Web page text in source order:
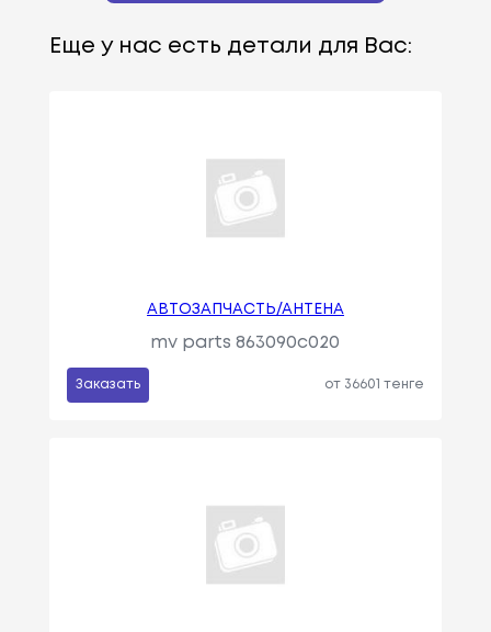
Еще у нас есть детали для Вас:
АВТОЗАПЧАСТЬ/АНТЕНА
mv parts 863090c020
Заказать от 36601 тенге